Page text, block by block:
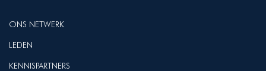
ONS NETWERK
LEDEN
KENNISPARTNERS